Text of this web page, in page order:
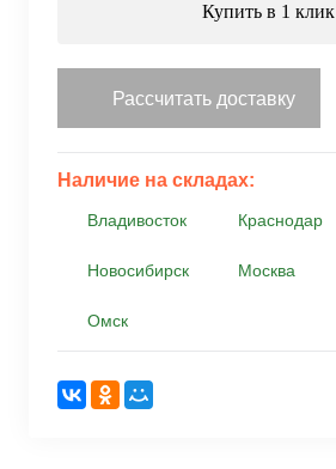
Купить в 1 клик
Рассчитать доставку
Наличие на складах:
Владивосток Краснодар
Новосибирск Москва
Омск